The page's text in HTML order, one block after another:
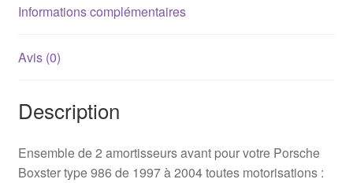
Informations complémentaires
Avis (0)
Description
Ensemble de 2 amortisseurs avant pour votre Porsche
Boxster type 986 de 1997 à 2004 toutes motorisations :